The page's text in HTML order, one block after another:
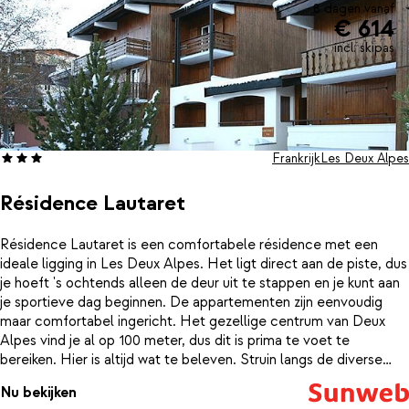
8 dagen vanaf
€ 614
incl. skipas
Résidence Lautaret
FrankrijkLes Deux Alpes
Résidence Lautaret is een comfortabele résidence met een
ideale ligging in Les Deux Alpes. Het ligt direct aan de piste, dus
je hoeft 's ochtends alleen de deur uit te stappen en je kunt aan
je sportieve dag beginnen. De appartementen zijn eenvoudig
maar comfortabel ingericht. Het gezellige centrum van Deux
Alpes vind je al op 100 meter, dus dit is prima te voet te
bereiken. Hier is altijd wat te beleven. Struin langs de diverse
winkels, schuif aan in een leuk restaurant of doe mee met de
altijd bruisende après-ski. Dat wordt een topvakantie!
Nu bekijken